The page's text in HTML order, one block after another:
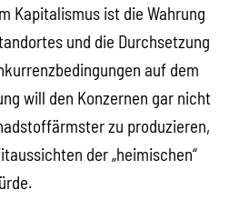
Kapitalismus ist die Wahrung
und die Durchsetzung
auf dem
will den Konzernen gar nicht
zu produzieren,
der „heimischen“